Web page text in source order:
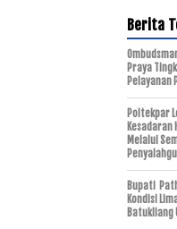
Berita
Praya
Pelayanan
Poltekpar
Kesadaran
Melalui
Bupati
Kondisi
Batukliang